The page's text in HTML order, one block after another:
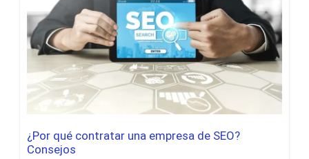
¿Por qué contratar una empresa de SEO?
Consejos